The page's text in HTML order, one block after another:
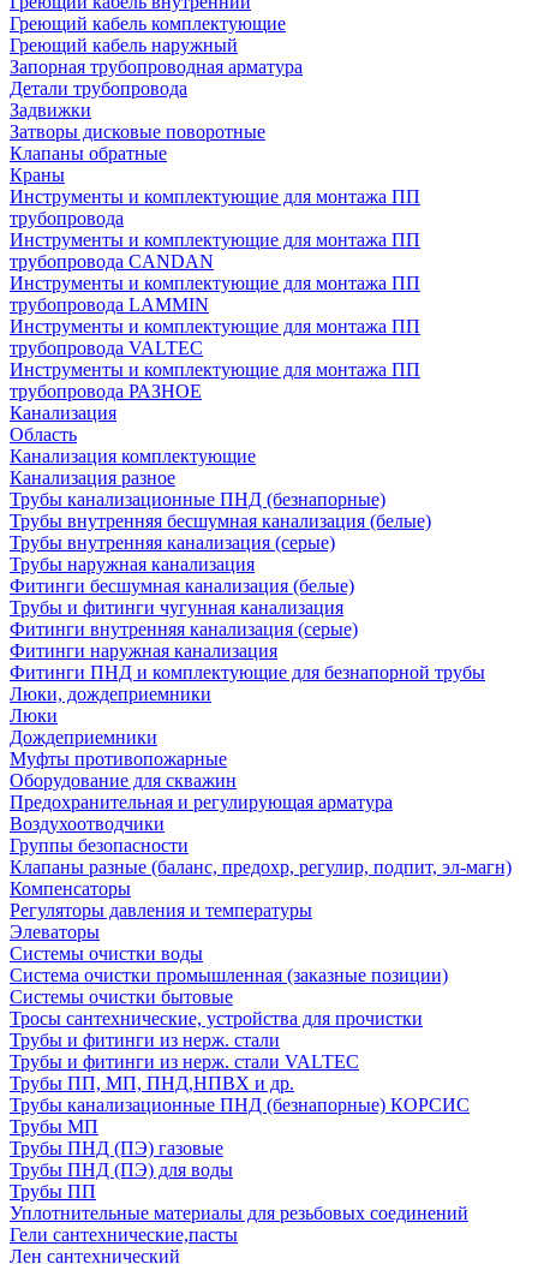
Греющий кабель комплектующие
Греющий кабель наружный
Запорная трубопроводная арматура
Детали трубопровода
Задвижки
Затворы дисковые поворотные
Клапаны обратные
Краны
Инструменты и комплектующие для монтажа ПП
трубопровода
Инструменты и комплектующие для монтажа ПП
трубопровода CANDAN
Инструменты и комплектующие для монтажа ПП
трубопровода LAMMIN
Инструменты и комплектующие для монтажа ПП
трубопровода VALTEC
Инструменты и комплектующие для монтажа ПП
трубопровода РАЗНОЕ
Канализация
Область
Канализация комплектующие
Канализация разное
Трубы канализационные ПНД (безнапорные)
Трубы внутренняя бесшумная канализация (белые)
Трубы внутренняя канализация (серые)
Трубы наружная канализация
Фитинги бесшумная канализация (белые)
Трубы и фитинги чугунная канализация
Фитинги внутренняя канализация (серые)
Фитинги наружная канализация
Фитинги ПНД и комплектующие для безнапорной трубы
Люки, дождеприемники
Люки
Дождеприемники
Муфты противопожарные
Оборудование для скважин
Предохранительная и регулирующая арматура
Воздухоотводчики
Группы безопасности
Клапаны разные (баланс, предохр, регулир, подпит, эл-магн)
Компенсаторы
Регуляторы давления и температуры
Элеваторы
Системы очистки воды
Система очистки промышленная (заказные позиции)
Системы очистки бытовые
Тросы сантехнические, устройства для прочистки
Трубы и фитинги из нерж. стали
Трубы и фитинги из нерж. стали VALTEC
Трубы ПП, МП, ПНД,НПВХ и др.
Трубы канализационные ПНД (безнапорные) КОРСИС
Трубы МП
Трубы ПНД (ПЭ) газовые
Трубы ПНД (ПЭ) для воды
Трубы ПП
Уплотнительные материалы для резьбовых соединений
Гели сантехнические,пасты
Лен сантехнический